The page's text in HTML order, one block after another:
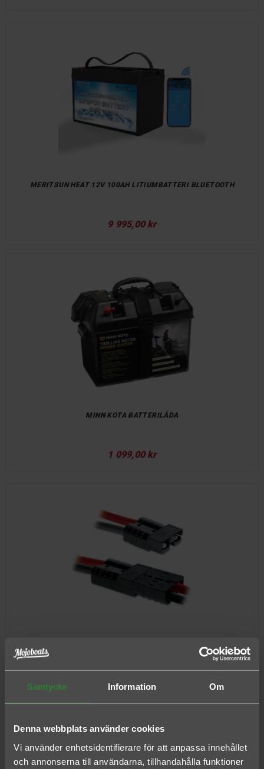
Samtycke Information Om
Denna webbplats använder cookies
Vi använder enhetsidentifierare för att anpassa innehållet
och annonserna till användarna, tillhandahålla funktioner
MERITSUN HEAT 12V 100AH LITIUMBATTERI BLUETOOTH
9 995,00 kr
MINN KOTA BATTERILÅDA
1 099,00 kr
760,00 kr